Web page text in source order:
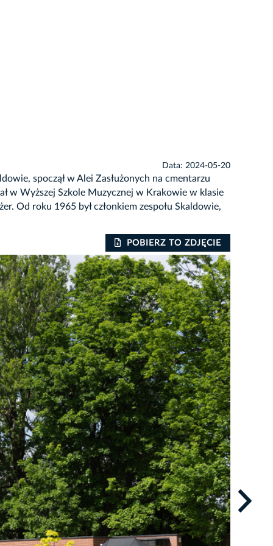
Data: 2024-05-20
spoczął w Alei Zasłużonych na cmentarzu
w Wyższej Szkole Muzycznej w Krakowie w klasie
Od roku 1965 był członkiem zespołu Skaldowie,
POBIERZ TO ZDJĘCIE